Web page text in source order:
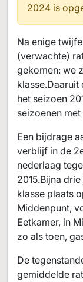
2024 is
Na enige
(verwachte)
gekomen: we
klasse.Daaruit
het seizoen
seizoenen
Een bijdrage
verblijf in de
nederlaag
2015.Bijna
klasse plaats
Middenpunt,
Eetkamer, in
zo als toen,
De
gemiddelde